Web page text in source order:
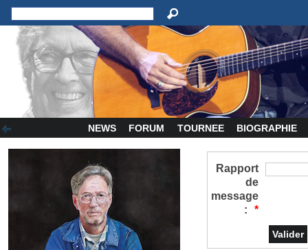
NEWS FORUM TOURNEE BIOGRAPHIE
Rapport
de
message
:
*